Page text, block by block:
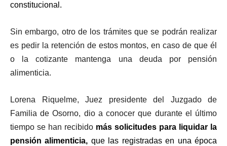
constitucional.
Sin embargo, otro de los trámites que se podrán realizar
es pedir la retención de estos montos, en caso de que él
o la cotizante mantenga una deuda por pensión
alimenticia.
Lorena Riquelme, Juez presidente del Juzgado de
Familia de Osorno, dio a conocer que durante el último
tiempo se han recibido más solicitudes para liquidar la
pensión alimenticia, que las registradas en una época